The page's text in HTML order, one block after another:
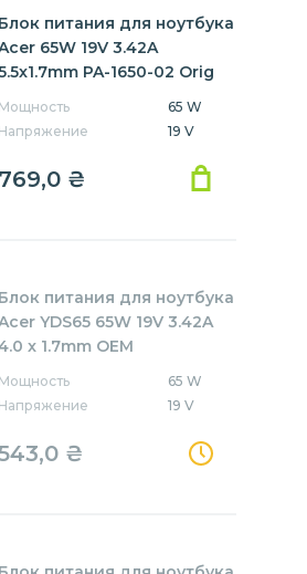
Блок питания для ноутбука
65W 19V 3.42A
PA-1650-02 Orig
Мощность
65 W
Напряжение
19 V
769,0 ₴
Блок питания для ноутбука
YDS65 65W 19V 3.42A
x 1.7mm OEM
Мощность
65 W
Напряжение
19 V
₴